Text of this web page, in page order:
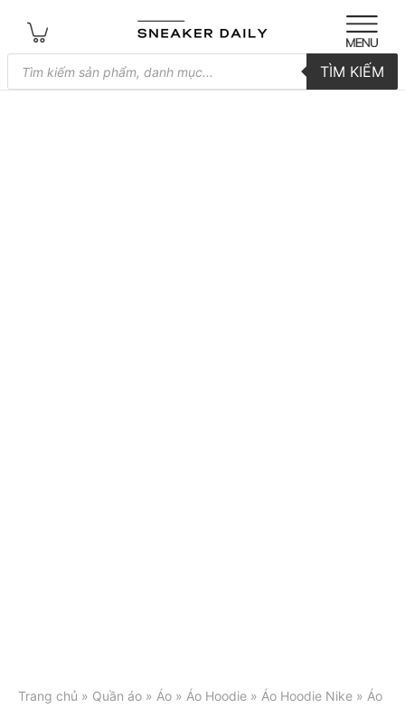
Tìm
kiếm
sản
TÌM KIẾM
Trang chủ » Quần áo » Áo » Áo Hoodie » Áo Hoodie Nike » Áo